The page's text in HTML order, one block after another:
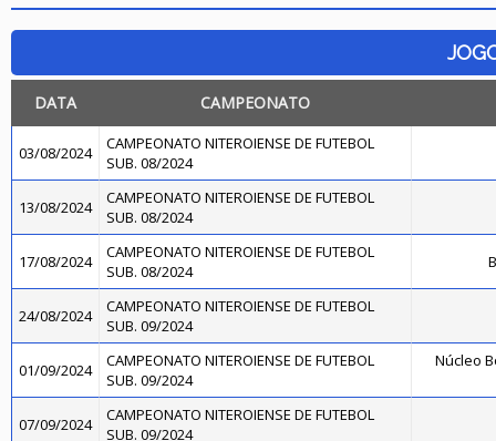
DATA CAMPEONATO
03/08/2024
CAMPEONATO NITEROIENSE DE FUTEBOL
SUB. 08/2024
13/08/2024
CAMPEONATO NITEROIENSE DE FUTEBOL
SUB. 08/2024
17/08/2024
CAMPEONATO NITEROIENSE DE FUTEBOL
SUB. 08/2024
24/08/2024
CAMPEONATO NITEROIENSE DE FUTEBOL
SUB. 09/2024
01/09/2024
CAMPEONATO NITEROIENSE DE FUTEBOL
SUB. 09/2024
Núcleo
07/09/2024
CAMPEONATO NITEROIENSE DE FUTEBOL
SUB. 09/2024